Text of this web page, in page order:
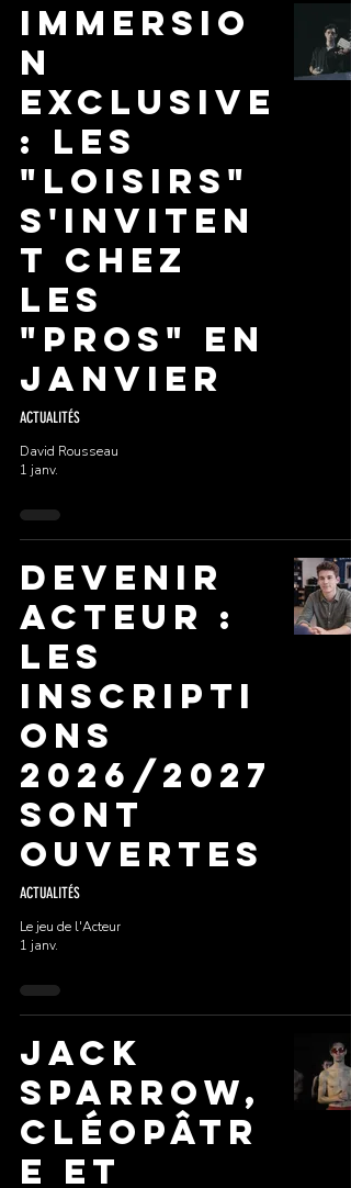
Immersio
n
Exclusive
: Les
"Loisirs"
s'inviten
t chez
les
"Pros" en
Janvier
ACTUALITÉS
David Rousseau
1 janv.
Devenir
Acteur :
Les
inscripti
ons
2026/2027
sont
ouvertes
ACTUALITÉS
Le jeu de l'Acteur
1 janv.
Jack
Sparrow,
Cléopâtr
e et